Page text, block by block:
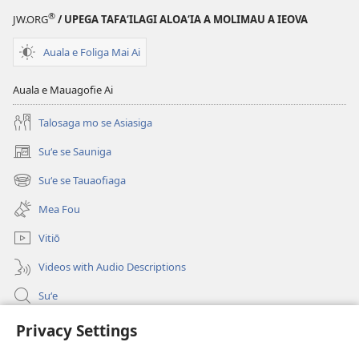
Privacy Settings
i
le
JW.ORG® / UPEGA TAFA‘ILAGI ALOA‘IA A MOLIMAU A IEOVA
Auala e Foliga Mai Ai
Auala e Mauagofie Ai
Talosaga mo se Asiasiga
Suʻe se Sauniga
(tatala
se
isi
polokalame)
Suʻe se Tauaofiaga
(tatala
se
isi
polokalame)
Mea Fou
Vitiō
Videos with Audio Descriptions
Suʻe
Faamatalaga mo Ofisa o le Malo